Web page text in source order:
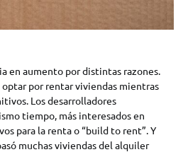
en aumento por distintas razones.
por rentar viviendas mientras
Los desarrolladores
tiempo, más interesados en
para la renta o “build to rent”. Y
muchas viviendas del alquiler